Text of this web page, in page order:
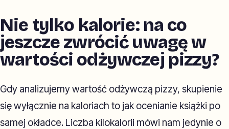
Nie tylko kalorie: na co
jeszcze zwrócić uwagę w
wartości odżywczej pizzy?
Gdy analizujemy wartość odżywczą pizzy, skupienie
się wyłącznie na kaloriach to jak ocenianie książki po
samej okładce. Liczba kilokalorii mówi nam jedynie o